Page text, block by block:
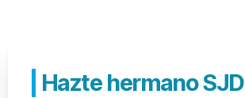
Hazte hermano SJD